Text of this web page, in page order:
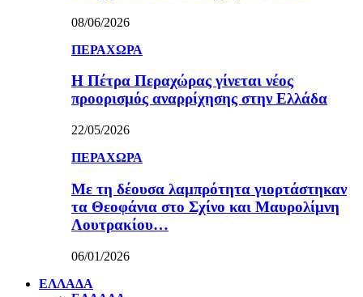
08/06/2026
ΠΕΡΑΧΩΡΑ
Η Πέτρα Περαχώρας γίνεται νέος
προορισμός αναρρίχησης στην Ελλάδα
22/05/2026
ΠΕΡΑΧΩΡΑ
Με τη δέουσα λαμπρότητα γιορτάστηκαν
τα Θεοφάνια στο Σχίνο και Μαυρολίμνη
Λουτρακίου…
06/01/2026
ΕΛΛΑΔΑ